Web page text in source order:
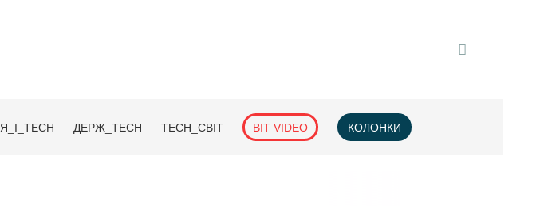
Я_І_TECH ДЕРЖ_TECH TECH_СВІТ BIT VIDEO КОЛОНКИ